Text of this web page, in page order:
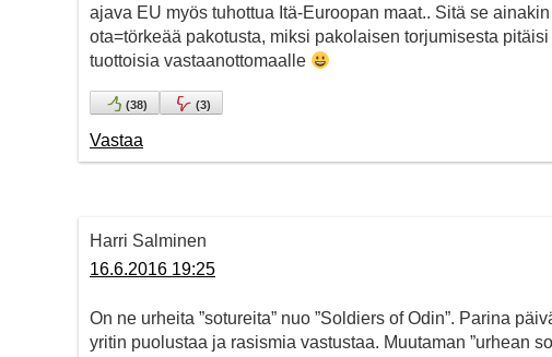
ajava EU myös tuhottua Itä-Euroopan maat.. Sitä se
ota=törkeää pakotusta, miksi pakolaisen torjumisesta
tuottoisia vastaanottomaalle
(38) (3)
Vastaa
Harri Salminen
16.6.2016 19:25
On ne urheita ”sotureita” nuo ”Soldiers of Odin”. Parina
yritin puolustaa ja rasismia vastustaa. Muutaman ”urhean